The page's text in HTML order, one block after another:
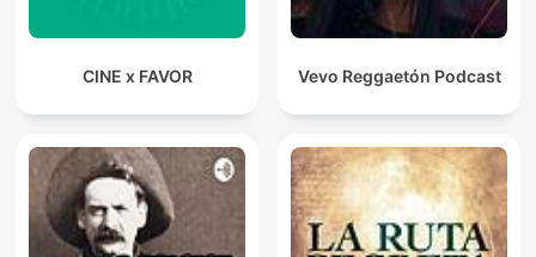
CINE x FAVOR Vevo Reggaetón Podcast